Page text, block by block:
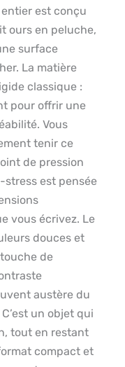
entier est conçu
ours en peluche,
surface
La matière
classique :
pour offrir une
Vous
tenir ce
de pression
est pensée
vous écrivez. Le
douces et
de
austère du
un objet qui
tout en restant
compact et